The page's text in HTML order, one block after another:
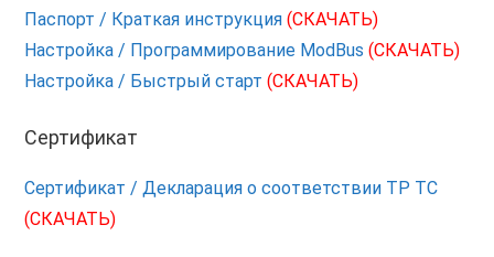
Паспорт / Краткая инструкция(СКАЧАТЬ)
Настройка / Программирование ModBus(СКАЧАТЬ)
Настройка / Быстрый старт(СКАЧАТЬ)
Сертификат
Сертификат / Декларация о соответствии ТР ТС
(СКАЧАТЬ)